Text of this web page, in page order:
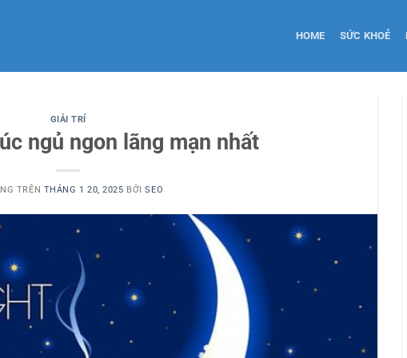
HOME SỨC KHOẺ
GIẢI TRÍ
ngủ ngon lãng mạn nhất
TRÊN THÁNG 1 20, 2025 BỞISEO